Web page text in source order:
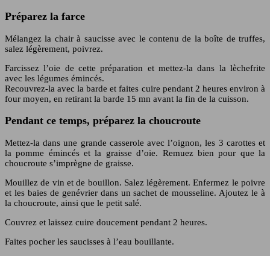
Préparez la farce
Mélangez la chair à saucisse avec le contenu de la boîte de truffes,
salez légèrement, poivrez.
Farcissez l’oie de cette préparation et mettez-la dans la lèchefrite
avec les légumes émincés.
Recouvrez-la avec la barde et faites cuire pendant 2 heures environ à
four moyen, en retirant la barde 15 mn avant la fin de la cuisson.
Pendant ce temps, préparez la choucroute
Mettez-la dans une grande casserole avec l’oignon, les 3 carottes et
la pomme émincés et la graisse d’oie. Remuez bien pour que la
choucroute s’imprègne de graisse.
Mouillez de vin et de bouillon. Salez légèrement. Enfermez le poivre
et les baies de genévrier dans un sachet de mousseline. Ajoutez le à
la choucroute, ainsi que le petit salé.
Couvrez et laissez cuire doucement pendant 2 heures.
Faites pocher les saucisses à l’eau bouillante.